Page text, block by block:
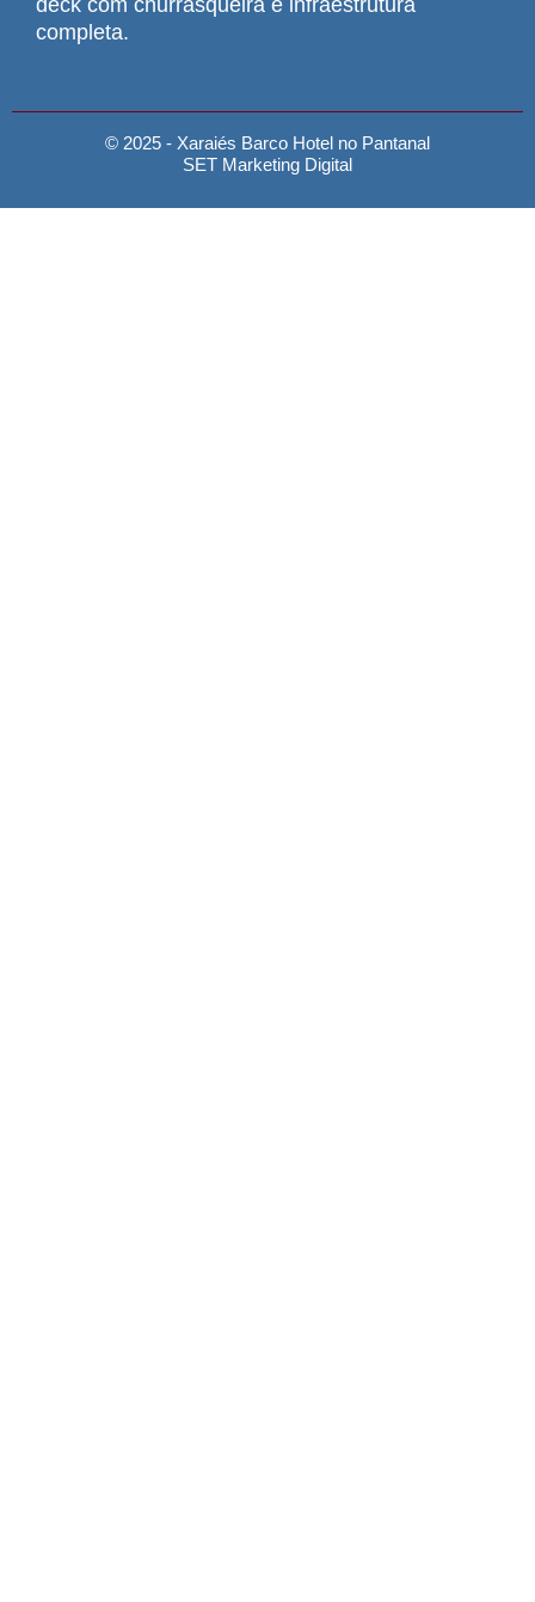
deck com churrasqueira e infraestrutura
completa.
© 2025 - Xaraiés Barco Hotel no Pantanal
SET Marketing Digital